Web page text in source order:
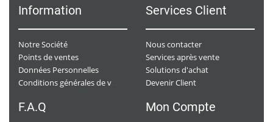
Information
Notre Société
Points de ventes
Données Personnelles
Services Client
Nous contacter
Services après vente
Solutions d'achat
Devenir Client
F.A.Q Mon Compte